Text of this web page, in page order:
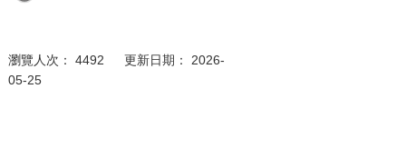
瀏覽人次： 4492 更新日期： 2026-
05-25